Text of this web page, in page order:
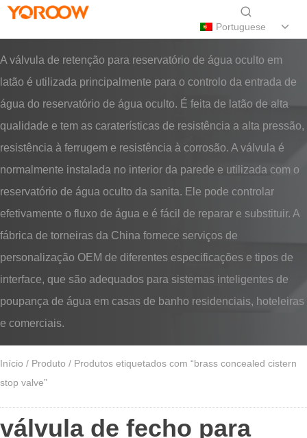
Portuguese
A válvula de retenção para reservatório de água oculto em
latão é utilizada principalmente para o controlo da entrada de
água do reservatório de água oculto. É feita de latão de alta
qualidade e tem as caraterísticas de resistência a alta pressão,
resistência à ferrugem e resistência à corrosão. A válvula é
normalmente instalada no interior da parede e utilizada com o
reservatório de água oculto da sanita. Ele pode controlar
efetivamente o fluxo de água e é fácil de reparar e substituir. A
fábrica de torneiras da China fornece serviços de
personalização OEM de diferentes especificações e tipos de
interface, que são adequados para sistemas inteligentes de
poupança de água em casas de banho residenciais, hoteleiras
e comerciais.
Início / Produto / Produtos etiquetados com “brass concealed cistern
stop valve”
válvula de fecho para